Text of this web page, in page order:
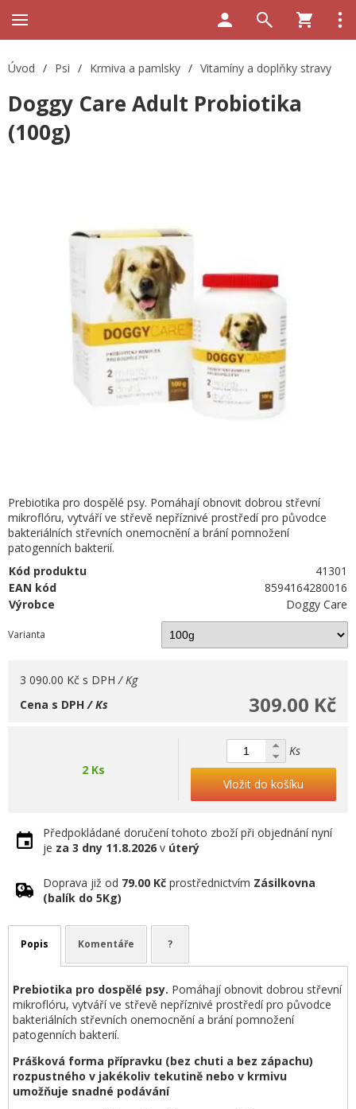
Úvod / Psi / Krmiva a pamlsky / Vitamíny a doplňky stravy
Doggy Care Adult Probiotika
(100g)
Prebiotika pro dospělé psy. Pomáhají obnovit dobrou střevní
mikroflóru, vytváří ve střevě nepříznivé prostředí pro původce
bakteriálních střevních onemocnění a brání pomnožení
patogenních bakterií.
Kód produktu
41301
EAN kód
8594164280016
Výrobce
Doggy Care
Varianta
3 090.00 Kč s DPH / Kg
309.00 Kč
Cena s DPH/ Ks
2 Ks
Ks
Vložit do košíku
Předpokládané doručení tohoto zboží při objednání nyní
je za 3 dny 11.8.2026 v úterý
Doprava již od 79.00 Kč prostřednictvím Zásilkovna
(balík do 5Kg)
Popis Komentáře ?
Prebiotika pro dospělé psy. Pomáhají obnovit dobrou střevní
mikroflóru, vytváří ve střevě nepříznivé prostředí pro původce
bakteriálních střevních onemocnění a brání pomnožení
patogenních bakterií.
Prášková forma přípravku (bez chuti a bez zápachu)
rozpustného v jakékoliv tekutině nebo v krmivu
umožňuje snadné podávání